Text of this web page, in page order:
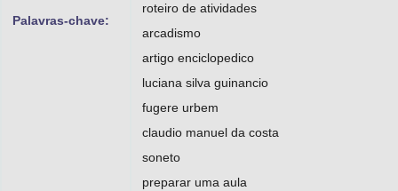
Palavras-chave:
roteiro de atividades
arcadismo
artigo enciclopedico
luciana silva guinancio
fugere urbem
claudio manuel da costa
soneto
preparar uma aula